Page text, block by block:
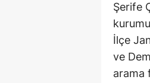
Şerife
İlçe
ve
arama